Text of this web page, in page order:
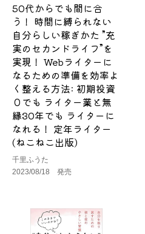
50代からでも間に合
う！ 時間に縛られない
自分らしい稼ぎかた ”充
実のセカンドライフ”を
実現！ Webライターに
なるための準備を効率よ
く整える方法: 初期投資
０でも ライター業と無
縁30年でも ライターに
なれる！ 定年ライター
(ねこねこ出版)
千里ふうた
2023/08/18 発売